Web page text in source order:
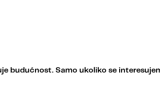
budućnost. Samo ukoliko se